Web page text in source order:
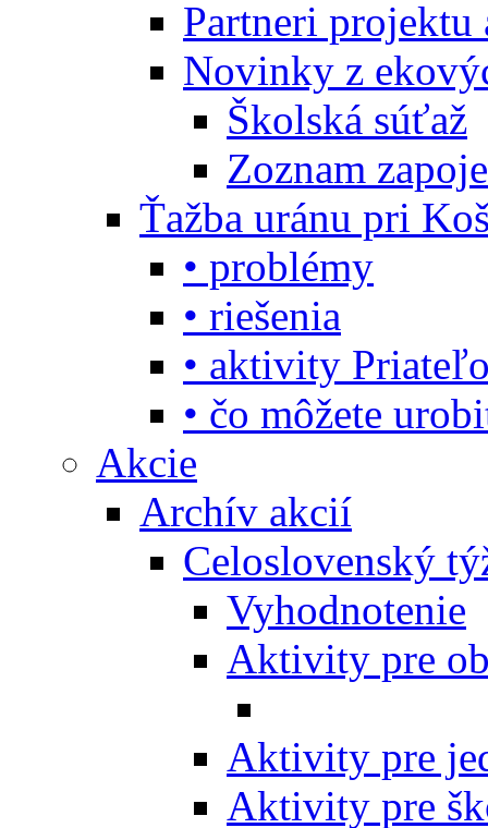
Partneri projektu
Novinky z
Školská súťaž
Zoznam
Ťažba uránu pri
• problémy
• riešenia
• aktivity
• čo môžete
Akcie
Archív akcií
Celoslovenský
Vyhodnotenie
Aktivity pre
Aktivity pre
Aktivity pre